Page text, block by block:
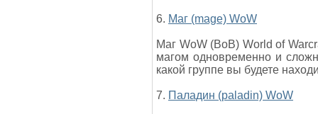
6. Маг (mage) WoW
Маг WoW (ВоВ) World of
магом одновременно и
какой группе вы будете
7. Паладин (paladin) WoW